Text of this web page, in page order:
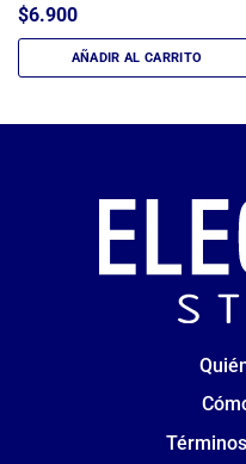
$6.900
AÑADIR AL CARRITO